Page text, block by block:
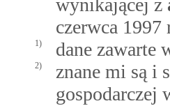
wynikającej z
czerwca 1997
1) dane zawarte
2)
znane mi są i
gospodarczej